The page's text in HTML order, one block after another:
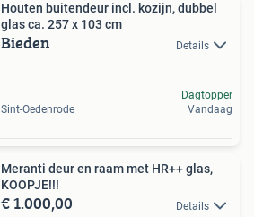
Houten buitendeur incl. kozijn, dubbel
glas ca. 257 x 103 cm
Bieden Details
Sint-Oedenrode
Dagtopper
Vandaag
Meranti deur en raam met HR++ glas,
KOOPJE!!!
€ 1.000,00 Details